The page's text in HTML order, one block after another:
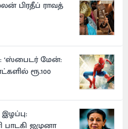
பிரதீப் ராவத்
‘ஸ்பைடர் மேன்:
ரூ.100
ஜமுனா